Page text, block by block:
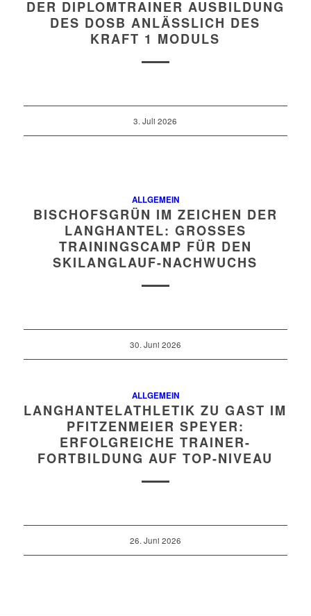
DER DIPLOMTRAINER AUSBILDUNG
DES DOSB ANLÄSSLICH DES
KRAFT 1 MODULS
3. Juli 2026
ALLGEMEIN
BISCHOFSGRÜN IM ZEICHEN DER
LANGHANTEL: GROSSES T
RAININGSCAMP FÜR DEN S
KILANGLAUF-NACHWUCHS
30. Juni 2026
ALLGEMEIN
LANGHANTELATHLETIK ZU GAST IM
PFITZENMEIER SPEYER:
ERFOLGREICHE TRAINER-
FORTBILDUNG AUF TOP-NIVEAU
26. Juni 2026